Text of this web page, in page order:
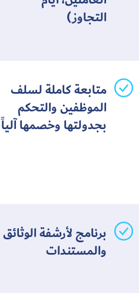
التجاوز)
متابعة كاملة لسلف
الموظفين والتحكم
بجدولتها وخصمها آلياً
برنامج لأرشفة الوثائق
والمستندات